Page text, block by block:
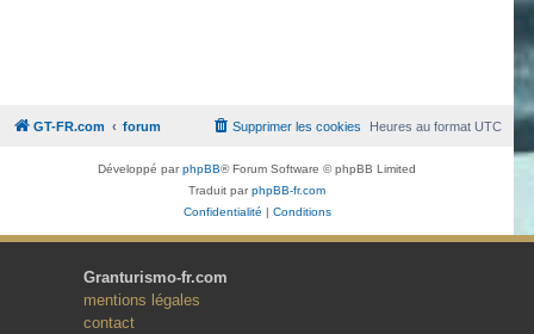
GT-FR.com forum Heures au formatUTC
Supprimer les cookies
Développé parphpBB® Forum Software © phpBB Limited
Traduit parphpBB-fr.com
Confidentialité | Conditions
Granturismo-fr.com
mentions légales
contact